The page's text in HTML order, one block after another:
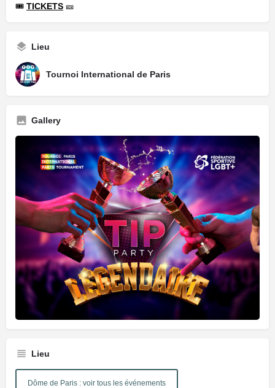
🎟️ TICKETS 🎫
Lieu
Tournoi International de Paris
Gallery
Lieu
Dôme de Paris : voir tous les événements